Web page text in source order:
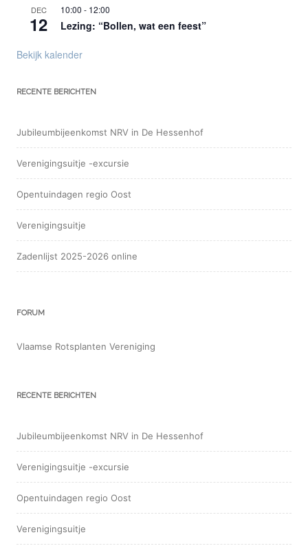
DEC
12
10:00 - 12:00
Lezing: “Bollen, wat een feest”
Bekijk kalender
RECENTE BERICHTEN
Jubileumbijeenkomst NRV in De Hessenhof
Verenigingsuitje -excursie
Opentuindagen regio Oost
Verenigingsuitje
Zadenlijst 2025-2026 online
FORUM
Vlaamse Rotsplanten Vereniging
RECENTE BERICHTEN
Jubileumbijeenkomst NRV in De Hessenhof
Verenigingsuitje -excursie
Opentuindagen regio Oost
Verenigingsuitje